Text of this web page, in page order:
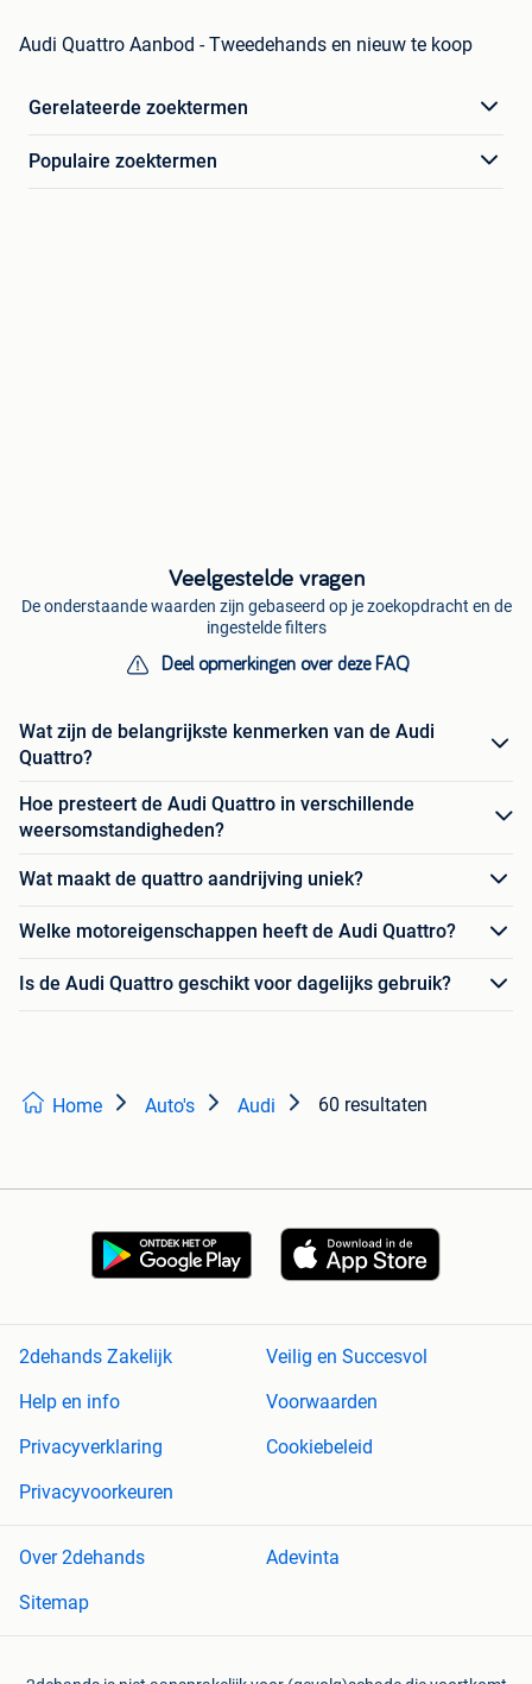
Audi Quattro Aanbod - Tweedehands en nieuw te koop
Gerelateerde zoektermen
Populaire zoektermen
Veelgestelde vragen
De onderstaande waarden zijn gebaseerd op je zoekopdracht en de
ingestelde filters
Deel opmerkingen over deze FAQ
Wat zijn de belangrijkste kenmerken van de Audi
Quattro?
Hoe presteert de Audi Quattro in verschillende
weersomstandigheden?
Wat maakt de quattro aandrijving uniek?
Welke motoreigenschappen heeft de Audi Quattro?
Is de Audi Quattro geschikt voor dagelijks gebruik?
Home Auto's Audi 60 resultaten
2dehands Zakelijk
Veilig en Succesvol
Help en info
Voorwaarden
Privacyverklaring
Cookiebeleid
Privacyvoorkeuren
Over 2dehands
Adevinta
Sitemap